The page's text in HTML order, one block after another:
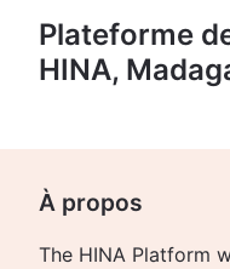
Plateforme
HINA,
À propos
The HINA Platform